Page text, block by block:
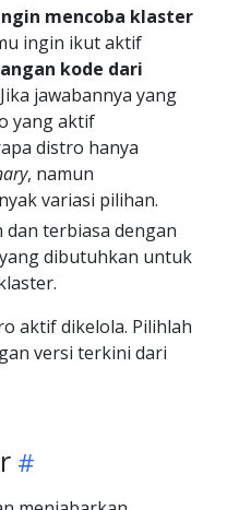
mencoba klaster
ingin ikut aktif
kode dari
jawabannya yang
yang aktif
distro hanya
, namun
variasi pilihan.
dan terbiasa dengan
yang dibutuhkan untuk
aktif dikelola. Pilihlah
versi terkini dari